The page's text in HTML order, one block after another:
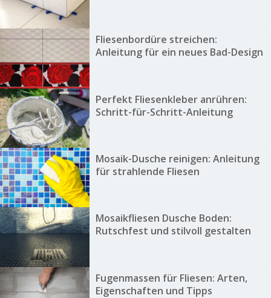
Fliesenbordüre streichen:
Anleitung für ein neues Bad-Design
Perfekt Fliesenkleber anrühren:
Schritt-für-Schritt-Anleitung
Mosaik-Dusche reinigen: Anleitung
für strahlende Fliesen
Mosaikfliesen Dusche Boden:
Rutschfest und stilvoll gestalten
Fugenmassen für Fliesen: Arten,
Eigenschaften und Tipps